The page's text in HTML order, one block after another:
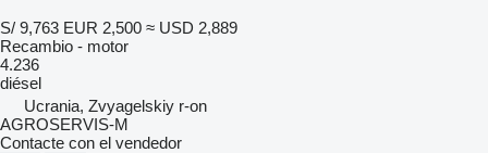
S/ 9,763 EUR 2,500 ≈ USD 2,889
Recambio - motor
4.236
diésel
Ucrania, Zvyagelskiy r-on
AGROSERVIS-M
Contacte con el vendedor